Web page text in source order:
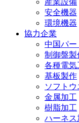
産業設備
安全機器
環境機器
協力企業
中国パー
制御盤製
各種電気
基板製作
ソフト
金属加工
樹脂加工
ハーネス